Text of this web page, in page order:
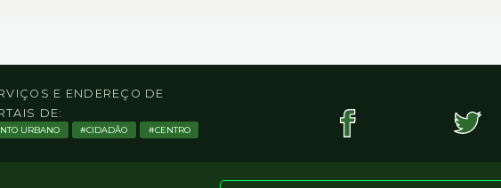
E ENDEREÇO DE
DE:
URBANO CIDADÃO
CENTRO